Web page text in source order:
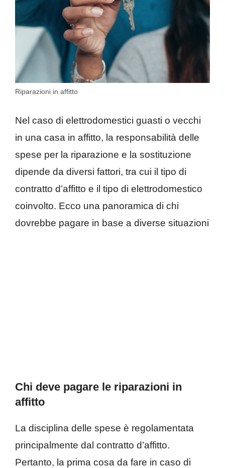
Riparazioni in affitto
Nel caso di elettrodomestici guasti o vecchi
in una casa in affitto, la responsabilità delle
spese per la riparazione e la sostituzione
dipende da diversi fattori, tra cui il tipo di
contratto d’affitto e il tipo di elettrodomestico
coinvolto. Ecco una panoramica di chi
dovrebbe pagare in base a diverse situazioni
Chi deve pagare le riparazioni in
affitto
La disciplina delle spese è regolamentata
principalmente dal contratto d’affitto.
Pertanto, la prima cosa da fare in caso di